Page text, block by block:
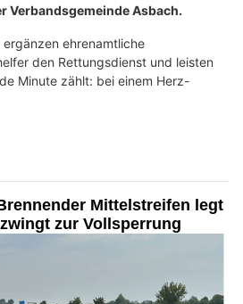
Verbandsgemeinde Asbach.
ehrenamtliche
den Rettungsdienst und leisten
Minute zählt: bei einem Herz-
Mittelstreifen legt
zur Vollsperrung